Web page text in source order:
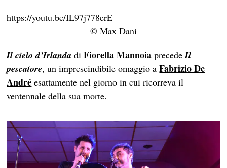
https://youtu.be/IL97j778erE
© Max Dani
Il cielo d’Irlanda diFiorella Mannoia precedeIl
pescatore, un imprescindibile omaggio aFabrizio De
André esattamente nel giorno in cui ricorreva il
ventennale della sua morte.